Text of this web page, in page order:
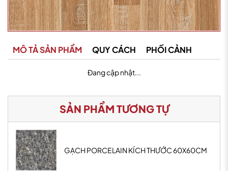
MÔ TẢ SẢN PHẨM QUY CÁCH PHỐI CẢNH
Đang cập nhật...
SẢN PHẨM TƯƠNG TỰ
GẠCH PORCELAIN KÍCH THƯỚC 60X60CM